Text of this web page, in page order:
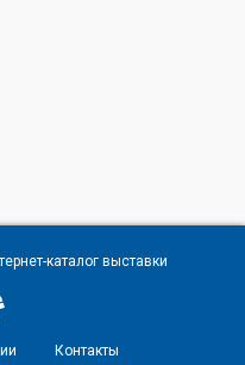
каталог выставки
Контакты